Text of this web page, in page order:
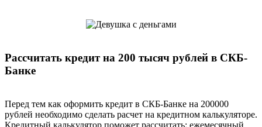
Рассчитать кредит на 200 тысяч рублей в СКБ-
Банке
Перед тем как оформить кредит в СКБ-Банке на 200000
рублей необходимо сделать расчет на кредитном калькуляторе.
Кредитный калькулятор поможет рассчитать: ежемесячный